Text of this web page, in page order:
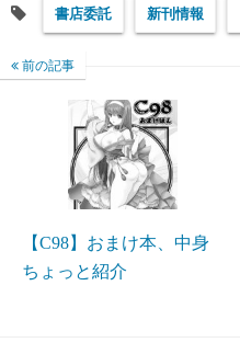
書店委託 新刊情報
前の記事
【C98】おまけ本、中身
ちょっと紹介